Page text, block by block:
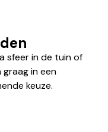
sfeer in de tuin of
in een
keuze.